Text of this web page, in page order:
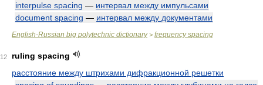
interpulse spacing — интервал между импульсами
document spacing — интервал между документами
English-Russian big polytechnic dictionary> frequency spacing
12
ruling spacing
расстояние между штрихами дифракционной решетки